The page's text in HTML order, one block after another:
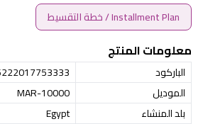
Installment Plan / خطة التقسيط
معلومات المنتج
الباركود
الموديل
MAR-10000
بلد المنشاء
Egypt